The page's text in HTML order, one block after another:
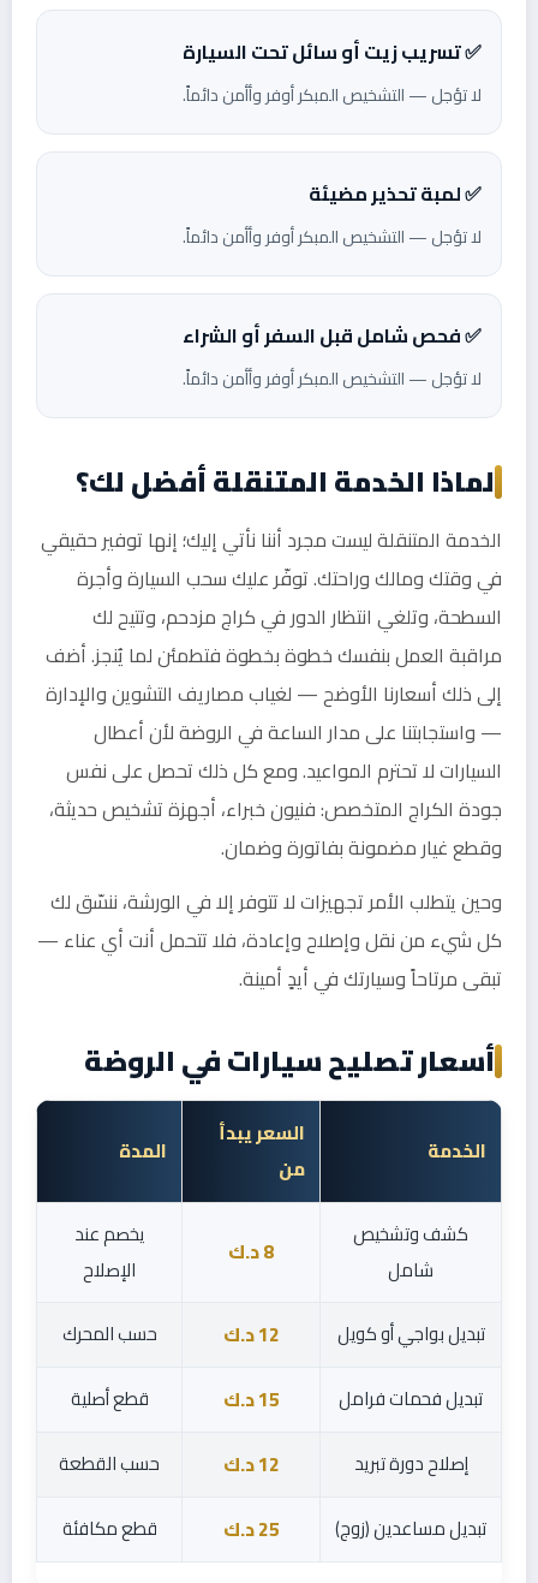
✅ تسريب زيت أو سائل تحت السيارة
لا تؤجل — التشخيص المبكر أوفر وأأمن دائماً.
✅ لمبة تحذير مضيئة
لا تؤجل — التشخيص المبكر أوفر وأأمن دائماً.
✅ فحص شامل قبل السفر أو الشراء
لا تؤجل — التشخيص المبكر أوفر وأأمن دائماً.
لماذا الخدمة المتنقلة أفضل لك؟
الخدمة المتنقلة ليست مجرد أننا نأتي إليك؛ إنها توفير حقيقي
في وقتك ومالك وراحتك. توفّر عليك سحب السيارة وأجرة
السطحة، وتلغي انتظار الدور في كراج مزدحم، وتتيح لك
مراقبة العمل بنفسك خطوة بخطوة فتطمئن لما يُنجز. أضف
إلى ذلك أسعارنا الأوضح — لغياب مصاريف التشوين والإدارة
— واستجابتنا على مدار الساعة في الروضة لأن أعطال
السيارات لا تحترم المواعيد. ومع كل ذلك تحصل على نفس
جودة الكراج المتخصص: فنيون خبراء، أجهزة تشخيص حديثة،
وقطع غيار مضمونة بفاتورة وضمان.
وحين يتطلب الأمر تجهيزات لا تتوفر إلا في الورشة، ننسّق لك
كل شيء من نقل وإصلاح وإعادة، فلا تتحمل أنت أي عناء —
تبقى مرتاحاً وسيارتك في أيدٍ أمينة.
أسعار تصليح سيارات في الروضة
الخدمة
السعر يبدأ
من
المدة
كشف وتشخيص
شامل
8 د.ك
يخصم عند
الإصلاح
تبديل بواجي أو كويل
12 د.ك
حسب المحرك
تبديل فحمات فرامل
15 د.ك
قطع أصلية
إصلاح دورة تبريد
12 د.ك
حسب القطعة
تبديل مساعدين (زوج)
25 د.ك قطع مكافئة